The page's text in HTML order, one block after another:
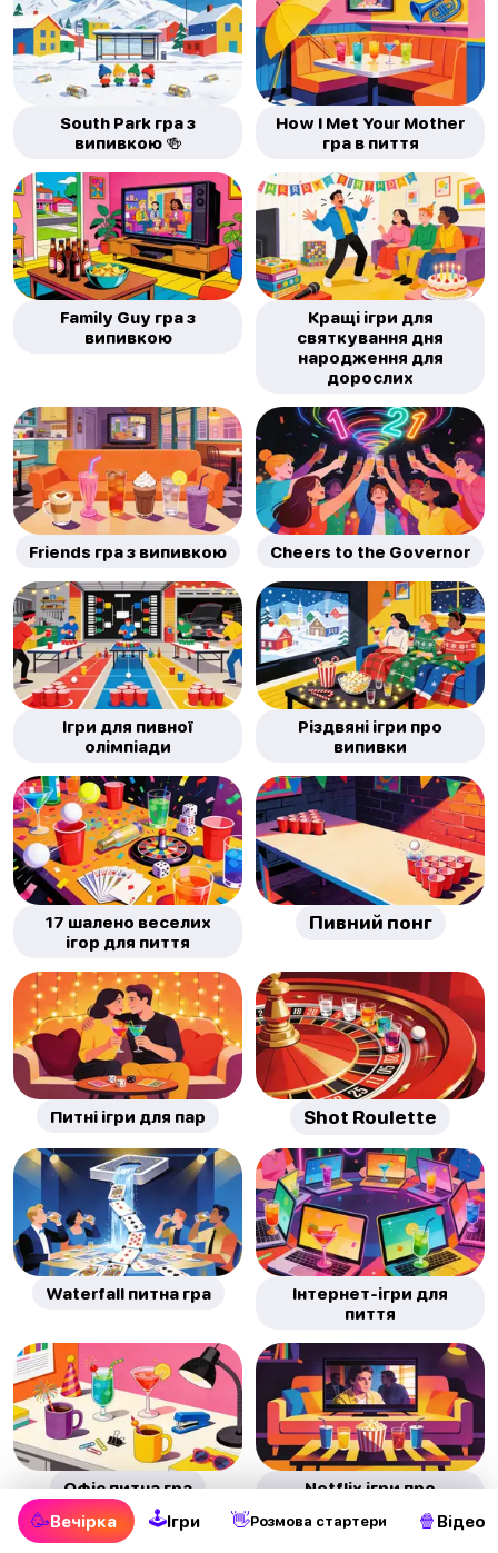
South Park гра з
випивкою 🍻
How I Met Your Mother
гра в пиття
Family Guy гра з
випивкою
Кращі ігри для
святкування дня
народження для
дорослих
Friends гра з випивкою Cheers to the Governor
Ігри для пивної
олімпіади
Різдвяні ігри про
випивки
17 шалено веселих
ігор для пиття
Пивний понг
Питні ігри для пар Shot Roulette
Waterfall питна гра
Інтернет-ігри для
пиття
Офіс питна гра
Netflix ігри про
🥳Вечірка 🕹Ігри 👋Pозмова стартери 🍿 Відео